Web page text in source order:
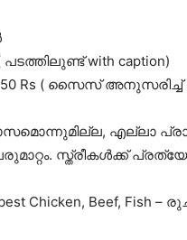
with caption)
Rs ( സൈസ് അനുസരിച്ച്
എല്ലാ
സ്ത്രീകൾക്ക്
best Chicken, Beef, Fish